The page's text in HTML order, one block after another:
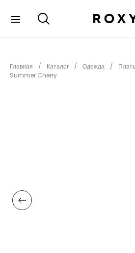
НОВИНКИ
АКСЕССУАРЫ
Главная Каталог Одежда
Summer Cherry